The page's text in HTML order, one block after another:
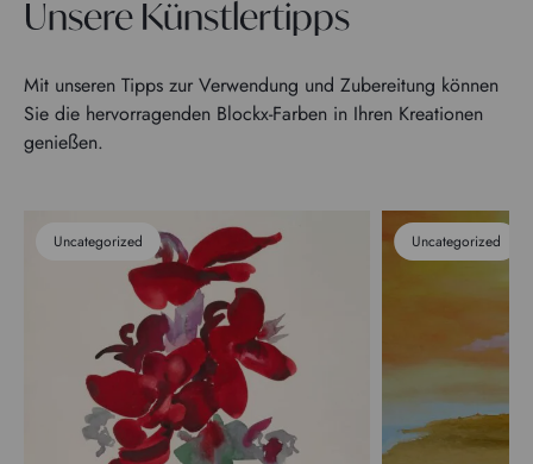
Unsere Künstlertipps
Mit unseren Tipps zur Verwendung und Zubereitung können
Sie die hervorragenden Blockx-Farben in Ihren Kreationen
genießen.
Uncategorized Uncategorized